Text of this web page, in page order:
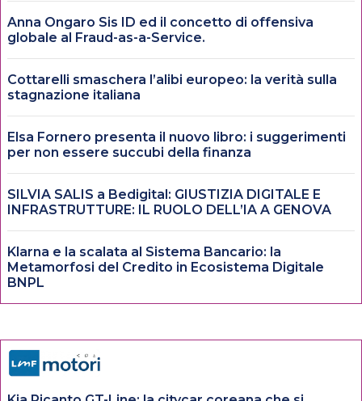
Anna Ongaro Sis ID ed il concetto di offensiva
globale al Fraud-as-a-Service.
Cottarelli smaschera l’alibi europeo: la verità sulla
stagnazione italiana
Elsa Fornero presenta il nuovo libro: i suggerimenti
per non essere succubi della finanza
SILVIA SALIS a Bedigital: GIUSTIZIA DIGITALE E
INFRASTRUTTURE: IL RUOLO DELL’IA A GENOVA
Klarna e la scalata al Sistema Bancario: la
Metamorfosi del Credito in Ecosistema Digitale
BNPL